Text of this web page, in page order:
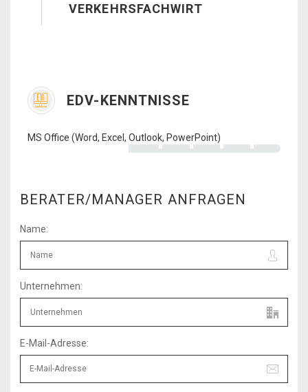
VERKEHRSFACHWIRT
EDV-KENNTNISSE
MS Office (Word, Excel, Outlook, PowerPoint)
BERATER/MANAGER ANFRAGEN
Name:
Unternehmen:
E-Mail-Adresse: